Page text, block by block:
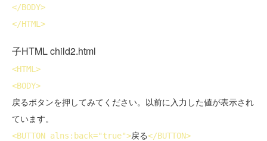
</BODY>
</HTML >
子HTML child2.html
<HTML >
<BODY>
戻るボタンを押してみてください。以前に入力した値が表示され
<BUTTON alns:back="true">戻る</BUTTON>